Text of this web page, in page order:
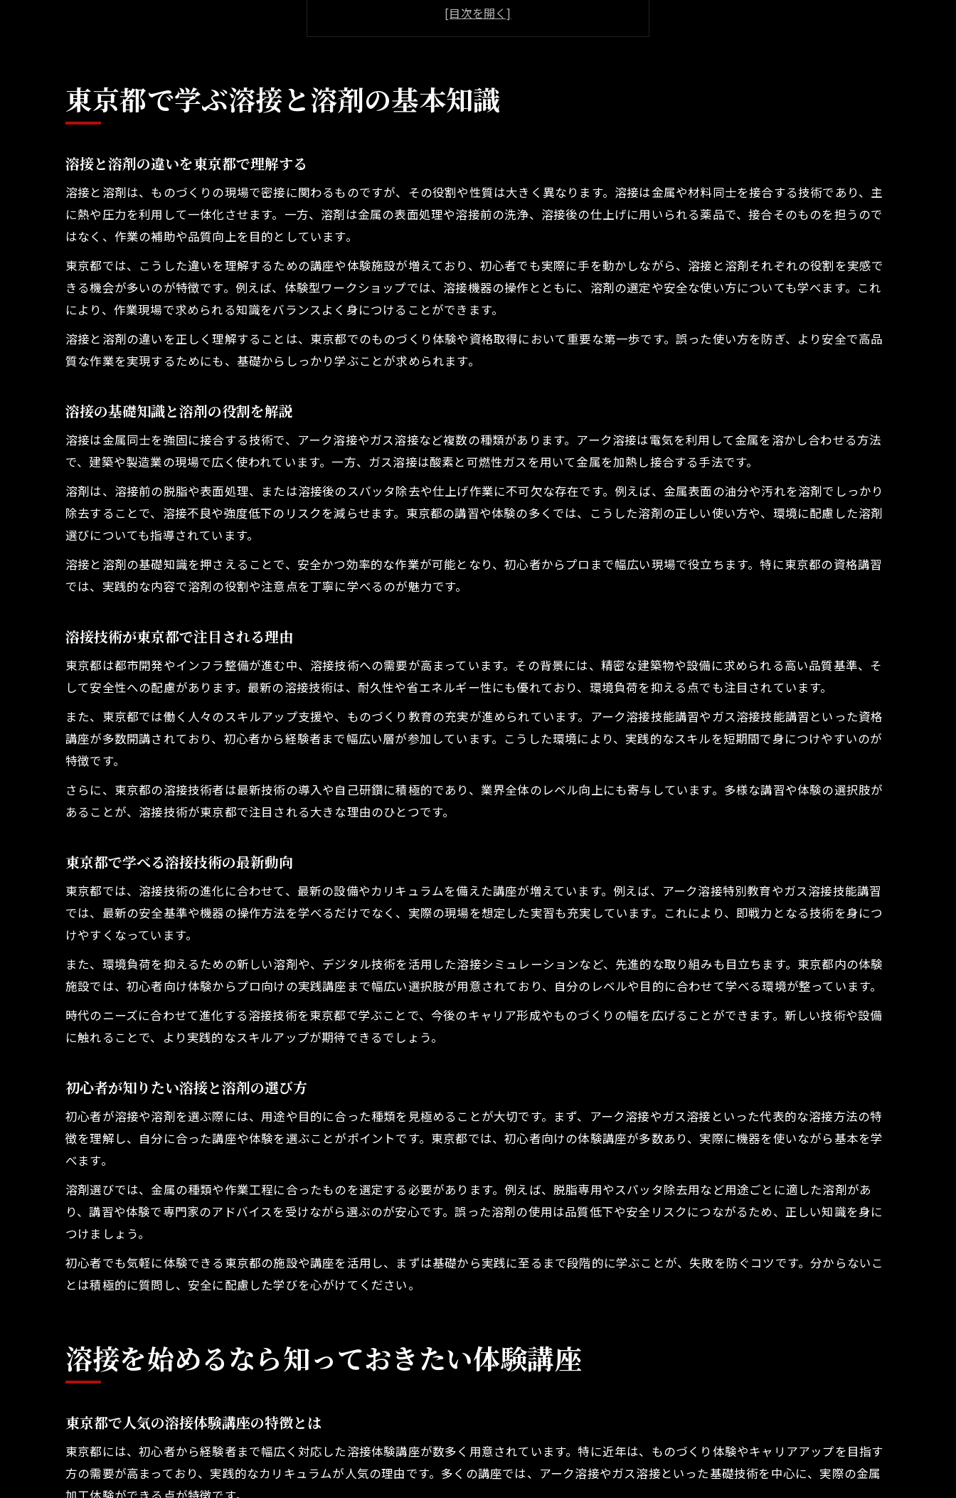
溶接技術が東京都で注目される理由
東京都で学べる溶接技術の最新動向
溶接を始めるなら知っておきたい体験講座
東京都で人気の溶接体験講座の特徴とは
溶接体験で得られる実践的な学びとは
東京都で溶接体験ができる施設の特徴
初心者でも安心な溶接資格講習の選び方
東京都で受講できる溶接資格講習の特徴
アーク溶接技能講習を選ぶ際の注意点
ガス溶接技能講習と溶接資格の違い
溶接資格取得に必要な基本知識まとめ
溶接が支える現代のものづくりと進化
溶接現場で求められるスキルと資格
溶接の魅力を体験で実感するポイント
東京都のものづくり現場で注目の溶接
アーク溶接資格取得で広がる仕事の選択肢
東京都で目指せるアーク溶接のキャリアアップ
アーク溶接が評価される職場環境の特徴
東京都で実践する溶接体験の選び方ガイド
東京都で人気の溶接体験を賢く選ぶ方法
安心して参加できる溶接体験講座の特徴
初心者向け溶接体験のおすすめ選定術
溶接体験がキャリアに役立つ理由とは
東京都で学ぶ溶接と溶剤の基本知識
溶接と溶剤の違いを東京都で理解する
溶接と溶剤は、ものづくりの現場で密接に関わるものですが、その役割や性質は大きく異なります。溶接は金属や材料同士を接合する技術であり、主
に熱や圧力を利用して一体化させます。一方、溶剤は金属の表面処理や溶接前の洗浄、溶接後の仕上げに用いられる薬品で、接合そのものを担うので
はなく、作業の補助や品質向上を目的としています。
東京都では、こうした違いを理解するための講座や体験施設が増えており、初心者でも実際に手を動かしながら、溶接と溶剤それぞれの役割を実感で
きる機会が多いのが特徴です。例えば、体験型ワークショップでは、溶接機器の操作とともに、溶剤の選定や安全な使い方についても学べます。これ
により、作業現場で求められる知識をバランスよく身につけることができます。
溶接と溶剤の違いを正しく理解することは、東京都でのものづくり体験や資格取得において重要な第一歩です。誤った使い方を防ぎ、より安全で高品
質な作業を実現するためにも、基礎からしっかり学ぶことが求められます。
溶接の基礎知識と溶剤の役割を解説
溶接は金属同士を強固に接合する技術で、アーク溶接やガス溶接など複数の種類があります。アーク溶接は電気を利用して金属を溶かし合わせる方法
で、建築や製造業の現場で広く使われています。一方、ガス溶接は酸素と可燃性ガスを用いて金属を加熱し接合する手法です。
溶剤は、溶接前の脱脂や表面処理、または溶接後のスパッタ除去や仕上げ作業に不可欠な存在です。例えば、金属表面の油分や汚れを溶剤でしっかり
除去することで、溶接不良や強度低下のリスクを減らせます。東京都の講習や体験の多くでは、こうした溶剤の正しい使い方や、環境に配慮した溶剤
選びについても指導されています。
溶接と溶剤の基礎知識を押さえることで、安全かつ効率的な作業が可能となり、初心者からプロまで幅広い現場で役立ちます。特に東京都の資格講習
では、実践的な内容で溶剤の役割や注意点を丁寧に学べるのが魅力です。
溶接技術が東京都で注目される理由
東京都は都市開発やインフラ整備が進む中、溶接技術への需要が高まっています。その背景には、精密な建築物や設備に求められる高い品質基準、そ
して安全性への配慮があります。最新の溶接技術は、耐久性や省エネルギー性にも優れており、環境負荷を抑える点でも注目されています。
また、東京都では働く人々のスキルアップ支援や、ものづくり教育の充実が進められています。アーク溶接技能講習やガス溶接技能講習といった資格
講座が多数開講されており、初心者から経験者まで幅広い層が参加しています。こうした環境により、実践的なスキルを短期間で身につけやすいのが
特徴です。
さらに、東京都の溶接技術者は最新技術の導入や自己研鑽に積極的であり、業界全体のレベル向上にも寄与しています。多様な講習や体験の選択肢が
あることが、溶接技術が東京都で注目される大きな理由のひとつです。
東京都で学べる溶接技術の最新動向
東京都では、溶接技術の進化に合わせて、最新の設備やカリキュラムを備えた講座が増えています。例えば、アーク溶接特別教育やガス溶接技能講習
では、最新の安全基準や機器の操作方法を学べるだけでなく、実際の現場を想定した実習も充実しています。これにより、即戦力となる技術を身につ
けやすくなっています。
また、環境負荷を抑えるための新しい溶剤や、デジタル技術を活用した溶接シミュレーションなど、先進的な取り組みも目立ちます。東京都内の体験
施設では、初心者向け体験からプロ向けの実践講座まで幅広い選択肢が用意されており、自分のレベルや目的に合わせて学べる環境が整っています。
時代のニーズに合わせて進化する溶接技術を東京都で学ぶことで、今後のキャリア形成やものづくりの幅を広げることができます。新しい技術や設備
に触れることで、より実践的なスキルアップが期待できるでしょう。
初心者が知りたい溶接と溶剤の選び方
初心者が溶接や溶剤を選ぶ際には、用途や目的に合った種類を見極めることが大切です。まず、アーク溶接やガス溶接といった代表的な溶接方法の特
徴を理解し、自分に合った講座や体験を選ぶことがポイントです。東京都では、初心者向けの体験講座が多数あり、実際に機器を使いながら基本を学
べます。
溶剤選びでは、金属の種類や作業工程に合ったものを選定する必要があります。例えば、脱脂専用やスパッタ除去用など用途ごとに適した溶剤があ
り、講習や体験で専門家のアドバイスを受けながら選ぶのが安心です。誤った溶剤の使用は品質低下や安全リスクにつながるため、正しい知識を身に
つけましょう。
初心者でも気軽に体験できる東京都の施設や講座を活用し、まずは基礎から実践に至るまで段階的に学ぶことが、失敗を防ぐコツです。分からないこ
とは積極的に質問し、安全に配慮した学びを心がけてください。
溶接を始めるなら知っておきたい体験講座
東京都で人気の溶接体験講座の特徴とは
東京都には、初心者から経験者まで幅広く対応した溶接体験講座が数多く用意されています。特に近年は、ものづくり体験やキャリアアップを目指す
方の需要が高まっており、実践的なカリキュラムが人気の理由です。多くの講座では、アーク溶接やガス溶接といった基礎技術を中心に、実際の金属